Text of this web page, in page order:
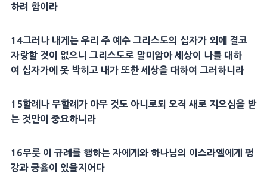
하려 함이라
14그러나 내게는 우리 주 예수 그리스도의 십자가외에 결코
자랑할 것이 없으니 그리스도로 말미암아세상이 나를 대하
여 십자가에 못 박히고 내가 또한 세상을 대하여 그러하니라
15할례 나무할례 가 아무 것도 아니로되 오직 새로 지으심을 받
는 것만이 중요하니라
16무릇이 규례 를 행하는 자에게와 하나님의 이스라엘에게 평
강과 긍휼이 있을지어다